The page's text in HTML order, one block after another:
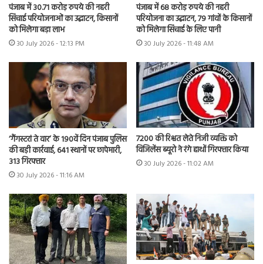
पंजाब में 30.71 करोड़ रुपये की नहरी
सिंचाई परियोजनाओं का उद्घाटन, किसानों
को मिलेगा बड़ा लाभ
30 July 2026 - 12:13 PM
पंजाब में 68 करोड़ रुपये की नहरी
परियोजना का उद्घाटन, 79 गांवों के किसानों
को मिलेगा सिंचाई के लिए पानी
30 July 2026 - 11:48 AM
‘गैंगस्टरां ते वार’ के 190वें दिन पंजाब पुलिस
की बड़ी कार्रवाई, 641 स्थानों पर छापेमारी,
313 गिरफ्तार
30 July 2026 - 11:16 AM
7200 की रिश्वत लेते निजी व्यक्ति को
विजिलेंस ब्यूरो ने रंगे हाथों गिरफ्तार किया
30 July 2026 - 11:02 AM